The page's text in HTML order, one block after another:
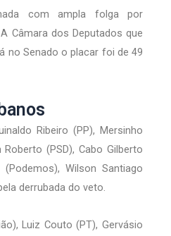
com ampla folga por
Câmara dos Deputados que
no Senado o placar foi de 49
Ribeiro (PP), Mersinho
Roberto (PSD), Cabo Gilberto
Wilson Santiago
derrubada do veto.
Luiz Couto (PT), Gervásio